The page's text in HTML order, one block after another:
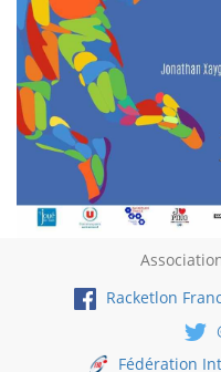
Racketlon
Fédération